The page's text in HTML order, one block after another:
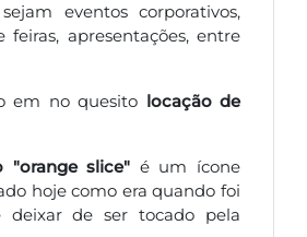
eventos corporativos,
feiras, apresentações, entre
em no quesito locação de
"orange slice" é um ícone
hoje como era quando foi
deixar de ser tocado pela